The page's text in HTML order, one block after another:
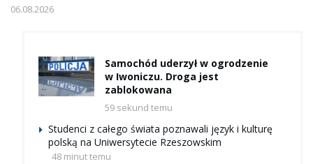
06.08.2026
Samochód uderzył w ogrodzenie
w Iwoniczu. Droga jest
zablokowana
59 sekund temu
Studenci z całego świata poznawali język i kulturę
polską na Uniwersytecie Rzeszowskim
48 minut temu